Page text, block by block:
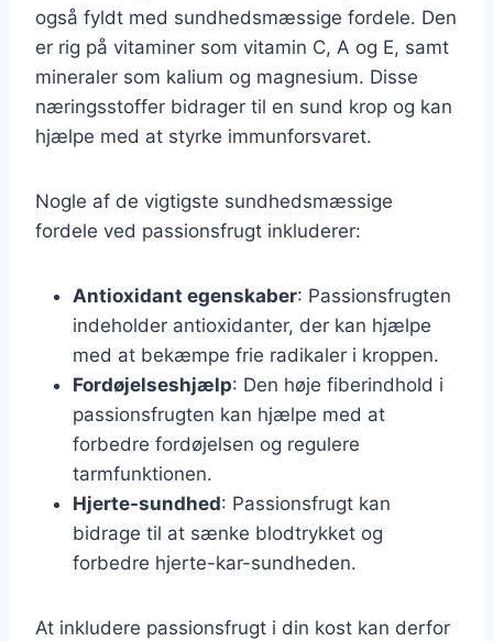
også fyldt med sundhedsmæssige fordele. Den
er rig på vitaminer som vitamin C, A og E, samt
mineraler som kalium og magnesium. Disse
næringsstoffer bidrager til en sund krop og kan
hjælpe med at styrke immunforsvaret.
Nogle af de vigtigste sundhedsmæssige
fordele ved passionsfrugt inkluderer:
Antioxidant egenskaber: Passionsfrugten
indeholder antioxidanter, der kan hjælpe
med at bekæmpe frie radikaler i kroppen.
Fordøjelseshjælp: Den høje fiberindhold i
passionsfrugten kan hjælpe med at
forbedre fordøjelsen og regulere
tarmfunktionen.
Hjerte-sundhed: Passionsfrugt kan
bidrage til at sænke blodtrykket og
forbedre hjerte-kar-sundheden.
At inkludere passionsfrugt i din kost kan derfor